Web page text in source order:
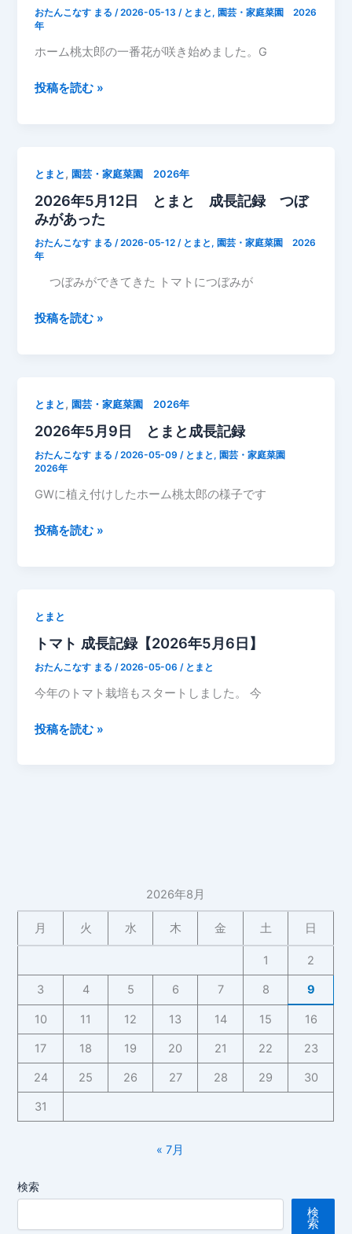
と
成
長
録
た
おたんこなす まる/2026-05-13/ とまと , 園芸・家庭菜園 2026
年
ホーム桃太郎の一番花が咲き始めました。G
2026
日
と
ま
と
成
録
始
め
投稿を読む »
とまと ,園芸・家庭菜園 2026年
2026年5月12日 とまと 成長記録 つぼ
みがあった
おたんこなす まる/2026-05-12/ とまと , 園芸・家庭菜園 2026
年
つぼみができてきた トマトにつぼみが
2026
日
と
ま
と
成
記
が
あ
た
投稿を読む »
とまと ,園芸・家庭菜園 2026年
2026年5月9日 とまと成長記録
おたんこなす まる/2026-05-09/ とまと , 園芸・家庭菜園
2026年
GWに植え付けしたホーム桃太郎の様子です
2026
日
と
ま
成
記
投稿を読む »
とまと
トマト 成長記録【2026年5月6日】
おたんこなす まる/2026-05-06/ とまと
今年のトマト栽培もスタートしました。 今
ト
6
投稿を読む »
2026年8月
月 火 水 木 金 土 日
1 2
3 4 5 6 7 8 9
10 11 12 13 14 15 16
17 18 19 20 21 22 23
24 25 26 27 28 29 30
31
« 7月
検索
検
索